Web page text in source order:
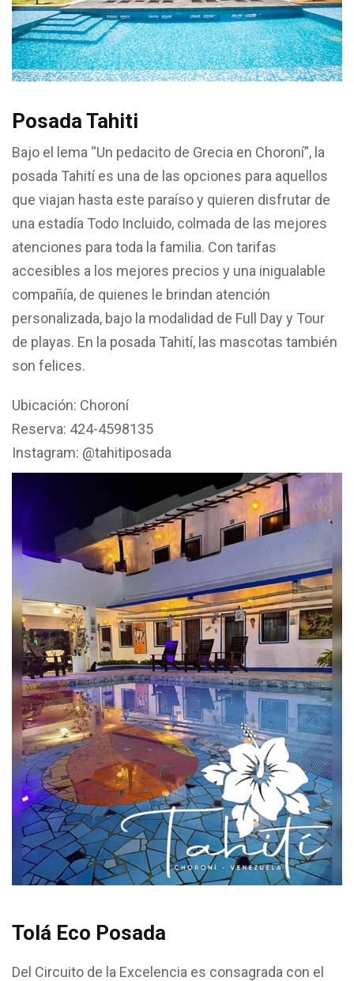
Posada Tahiti
Bajo el lema “Un pedacito de Grecia en Choroní”, la
posada Tahití es una de las opciones para aquellos
que viajan hasta este paraíso y quieren disfrutar de
una estadía Todo Incluido, colmada de las mejores
atenciones para toda la familia. Con tarifas
accesibles a los mejores precios y una inigualable
compañía, de quienes le brindan atención
personalizada, bajo la modalidad de Full Day y Tour
de playas. En la posada Tahití, las mascotas también
son felices.
Ubicación: Choroní
Reserva: 424-4598135
Instagram: @tahitiposada
Tolá Eco Posada
Del Circuito de la Excelencia es consagrada con el